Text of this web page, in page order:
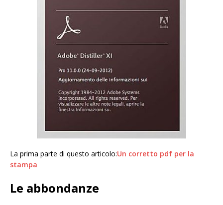
La prima parte di questo articolo:Un corretto pdf per la
stampa
Le abbondanze